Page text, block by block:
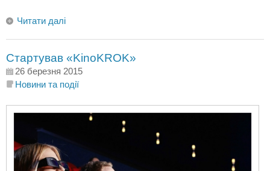
Читати далі
Стартував «KinoKROK»
26 березня 2015
Новини та події